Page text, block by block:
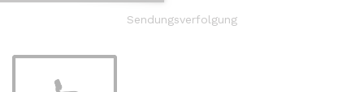
Sendungsverfolgung